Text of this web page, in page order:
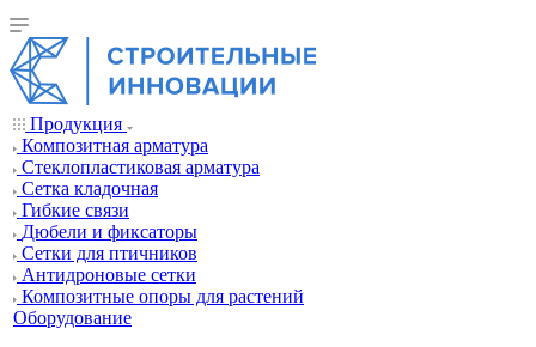
Продукция
Композитная арматура
Cтеклопластиковая арматура
Сетка кладочная
Гибкие связи
Дюбели и фиксаторы
Сетки для птичников
Антидроновые сетки
Композитные опоры для растений
Оборудование